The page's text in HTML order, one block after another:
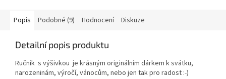
Popis Podobné (9) Hodnocení Diskuze
Detailní popis produktu
Ručník s výšivkou je krásným originálním dárkem k svátku,
narozeninám, výročí, vánocům, nebo jen tak pro radost :-)